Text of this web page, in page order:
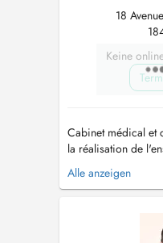
18
Keine
Cabinet médical et
la réalisation de
Médecine
Injections: acide
peaux blanches et
laser picoseconde,
Alle anzeigen